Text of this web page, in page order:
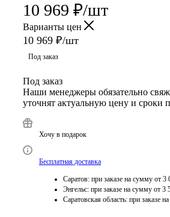
10 969 ₽/шт
Варианты цен
10 969 ₽/шт
Под заказ
Под заказ
Наши менеджеры обязательно
уточнят актуальную цену и сроки
Хочу в подарок
Бесплатная доставка
Саратов: при заказе на сумму от 3
Энгельс: при заказе на сумму от 3
Саратовская область: при заказе